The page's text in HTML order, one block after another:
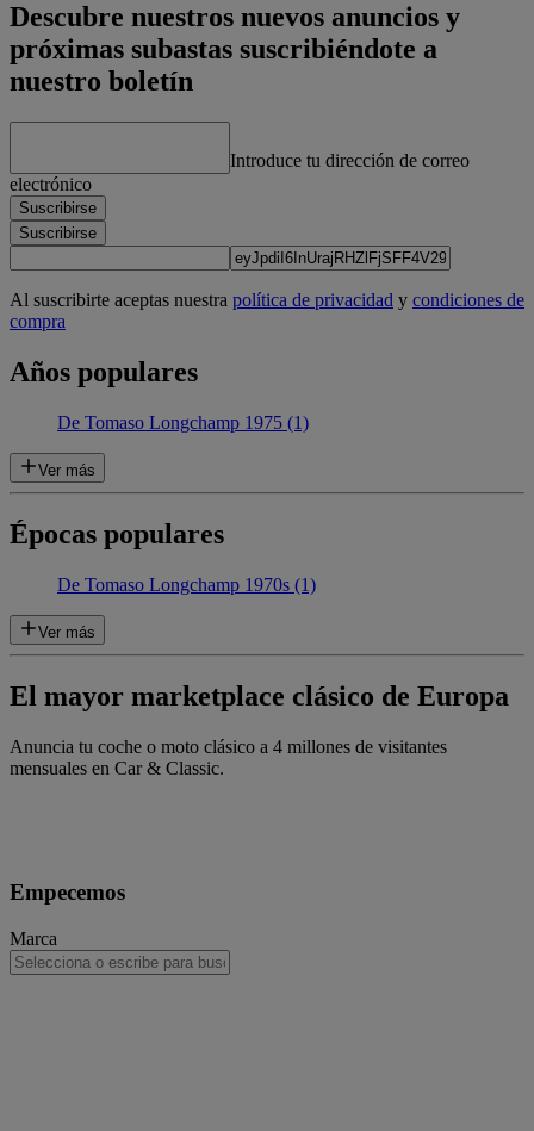
Descubre nuestros nuevos anuncios y
próximas subastas suscribiéndote a
nuestro boletín
Introduce tu dirección de correo
electrónico
Suscribirse
Suscribirse
Al suscribirte aceptas nuestra política de privacidad y condiciones de
compra
Años populares
De Tomaso Longchamp 1975 (1)
Ver más
Épocas populares
De Tomaso Longchamp 1970s (1)
Ver más
El mayor marketplace clásico de Europa
Anuncia tu coche o moto clásico a 4 millones de visitantes
mensuales en Car & Classic.
Empecemos
Marca